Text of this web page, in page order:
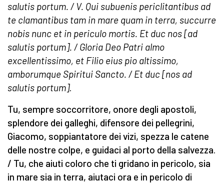
salutis portum. / V. Qui subuenis periclitantibus ad
te clamantibus tam in mare quam in terra, succurre
nobis nunc et in periculo mortis. Et duc nos[ad
salutis portum]. /Gloria Deo Patri almo
excellentissimo, et Filio eius pio altissimo,
amborumque Spiritui Sancto. /Et duc[nos ad
salutis portum].
Tu, sempre soccorritore, onore degli apostoli,
splendore dei galleghi, difensore dei pellegrini,
Giacomo, soppiantatore dei vizi, spezza le catene
delle nostre colpe, e guidaci al porto della salvezza.
/ Tu, che aiuti coloro che ti gridano in pericolo, sia
in mare sia in terra, aiutaci ora e in pericolo di